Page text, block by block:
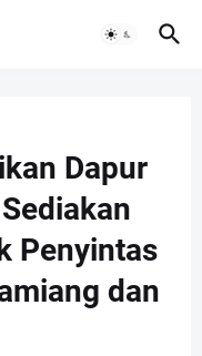
Dapur
Penyintas
dan